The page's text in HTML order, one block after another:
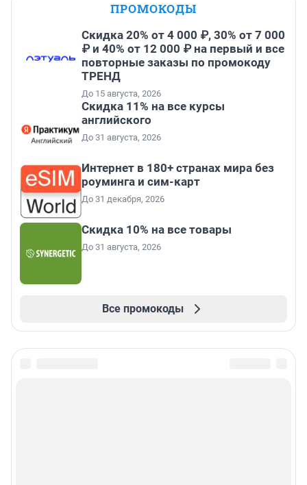
ПРОМОКОДЫ
Скидка 20% от 4 000 ₽, 30% от 7 000
₽ и 40% от 12 000 ₽ на первый и все
повторные заказы по промокоду
ТРЕНД
До 15 августа, 2026
Скидка 11% на все курсы
английского
До 31 августа, 2026
Интернет в 180+ странах мира без
роуминга и сим-карт
До 31 декабря, 2026
Скидка 10% на все товары
До 31 августа, 2026
Все промокоды